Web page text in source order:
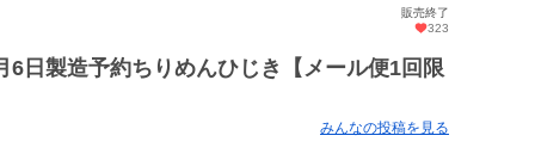
販売終了
323
6日製造予約ちりめんひじき【メール便1回限
みんなの投稿を見る